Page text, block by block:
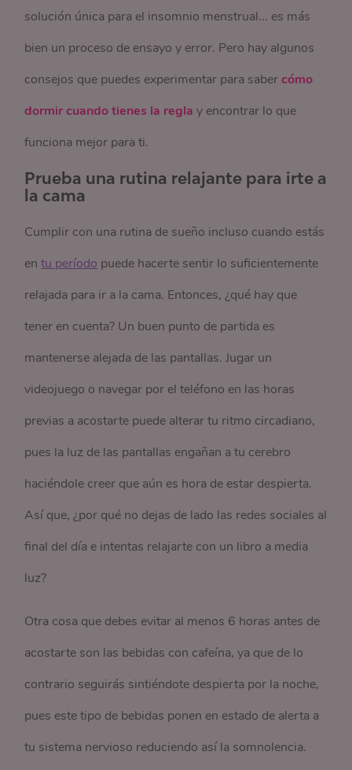
solución única para el insomnio menstrual... es más
bien un proceso de ensayo y error. Pero hay algunos
consejos que puedes experimentar para sabercómo
dormir cuando tienes la regla y encontrar lo que
funciona mejor para ti.
Prueba una rutina relajante para irte a
la cama
Cumplir con una rutina de sueño incluso cuando estás
entu período puede hacerte sentir lo suficientemente
relajada para ir a la cama. Entonces, ¿qué hay que
tener en cuenta? Un buen punto de partida es
mantenerse alejada de las pantallas. Jugar un
videojuego o navegar por el teléfono en las horas
previas a acostarte puede alterar tu ritmo circadiano,
pues la luz de las pantallas engañan a tu cerebro
haciéndole creer que aún es hora de estar despierta.
Así que, ¿por qué no dejas de lado las redes sociales al
final del día e intentas relajarte con un libro a media
luz?
Otra cosa que debes evitar al menos 6 horas antes de
acostarte son las bebidas con cafeína, ya que de lo
contrario seguirás sintiéndote despierta por la noche,
pues este tipo de bebidas ponen en estado de alerta a
tu sistema nervioso reduciendo así la somnolencia.